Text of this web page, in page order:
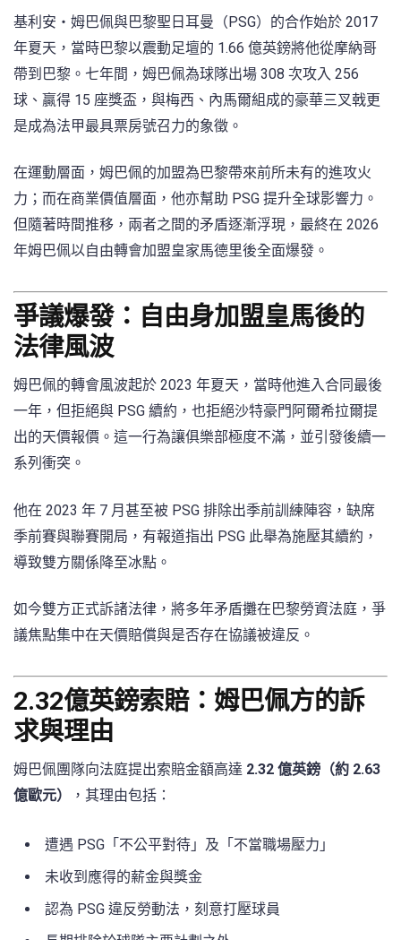
基利安・姆巴佩與巴黎聖日耳曼（PSG）的合作始於 2017
年夏天，當時巴黎以震動足壇的 1.66 億英鎊將他從摩納哥
帶到巴黎。七年間，姆巴佩為球隊出場 308 次攻入 256
球、贏得 15 座獎盃，與梅西、內馬爾組成的豪華三叉戟更
是成為法甲最具票房號召力的象徵。
在運動層面，姆巴佩的加盟為巴黎帶來前所未有的進攻火
力；而在商業價值層面，他亦幫助 PSG 提升全球影響力。
但隨著時間推移，兩者之間的矛盾逐漸浮現，最終在 2026
年姆巴佩以自由轉會加盟皇家馬德里後全面爆發。
爭議爆發：自由身加盟皇馬後的
法律風波
姆巴佩的轉會風波起於 2023 年夏天，當時他進入合同最後
一年，但拒絕與 PSG 續約，也拒絕沙特豪門阿爾希拉爾提
出的天價報價。這一行為讓俱樂部極度不滿，並引發後續一
系列衝突。
他在 2023 年 7 月甚至被 PSG 排除出季前訓練陣容，缺席
季前賽與聯賽開局，有報道指出 PSG 此舉為施壓其續約，
導致雙方關係降至冰點。
如今雙方正式訴諸法律，將多年矛盾攤在巴黎勞資法庭，爭
議焦點集中在天價賠償與是否存在協議被違反。
2.32億英鎊索賠：姆巴佩方的訴
求與理由
姆巴佩團隊向法庭提出索賠金額高達 2.32 億英鎊（約 2.63
億歐元）
，其理由包括：
遭遇 PSG「不公平對待」及「不當職場壓力」
未收到應得的薪金與獎金
認為 PSG 違反勞動法，刻意打壓球員